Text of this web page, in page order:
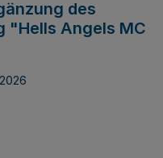
des
"Hells Angels MC